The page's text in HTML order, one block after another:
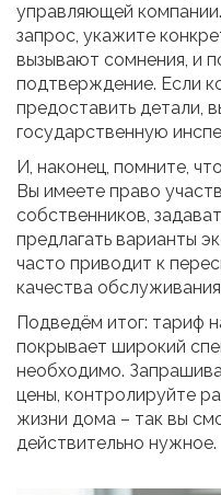
управляющей
запрос, укажите
вызывают сомнения, и
подтверждение. Если
предоставить детали,
государственную
И, наконец, помните,
Вы имеете право
собственников,
предлагать варианты
часто приводит к
качества
Подведём итог: тариф
покрывает широкий
необходимо.
цены, контролируйте
жизни дома – так вы
действительно нужное.